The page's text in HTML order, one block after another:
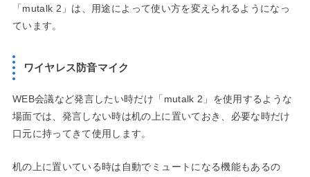
「mutalk 2」は、用途によって使い方を変えられるようになっ
ています。
ワイヤレス防音マイク
WEB会議など発言したい時だけ「mutalk 2」を使用するような
場面では、発言しない時は机の上に置いておき、必要な時だけ
口元に持ってきて使用します。
机の上に置いている時は自動でミュートになる機能もあるの